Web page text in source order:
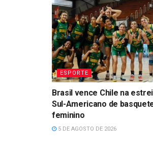
ESPORTE
Brasil vence Chile na
Sul-Americano de
feminino
5 DE AGOSTO DE 2026